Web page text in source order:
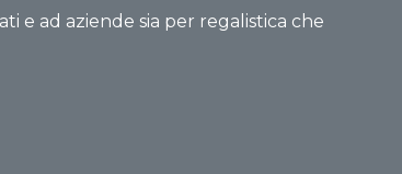
e ad aziende sia per regalistica che